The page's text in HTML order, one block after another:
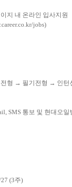
지 내 온라인 입사지원
jobs)
형 → 필기전형 → 인턴
SMS 통보 및 현대오일
(3주)